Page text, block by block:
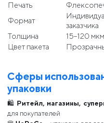
Печать
Формат
заказчика
Толщина
15–120 мкм
Цвет пакета
Сферы
упаковки
🛍 Ритейл, магазины,
для покупателей